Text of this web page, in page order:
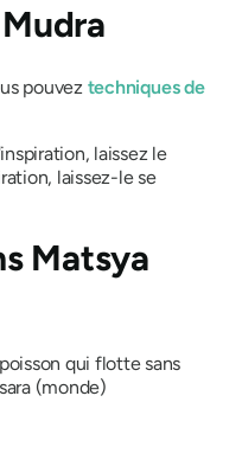
pouvez techniques de
laissez le
laissez-le se
Matsya
qui flotte sans
(monde)